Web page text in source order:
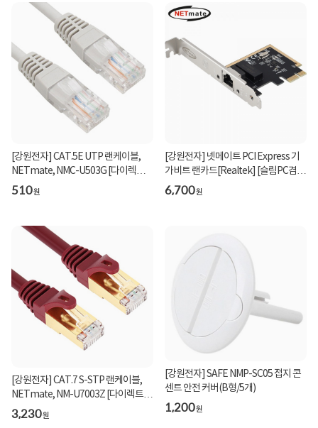
[강원전자] CAT.5E UTP 랜케이블,
NETmate, NMC-U503G [다이렉트/
연선] [그레이/0.3m...
510원
[강원전자] 넷메이트 PCI Express 기
가비트 랜카드[Realtek] [슬림PC겸
용] [NM-PL11 ]...
6,700원
[강원전자] CAT.7 S-STP 랜케이블,
NETmate, NM-U7003Z [다이렉트/
연선] [와인/0.3m]
3,230원
[강원전자] SAFE NMP-SC05 접지 콘
센트 안전 커버(B형/5개)
1,200원